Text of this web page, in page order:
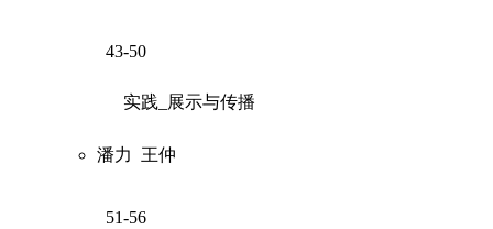
43-50
实践_展示与传播
潘力 王仲
51-56